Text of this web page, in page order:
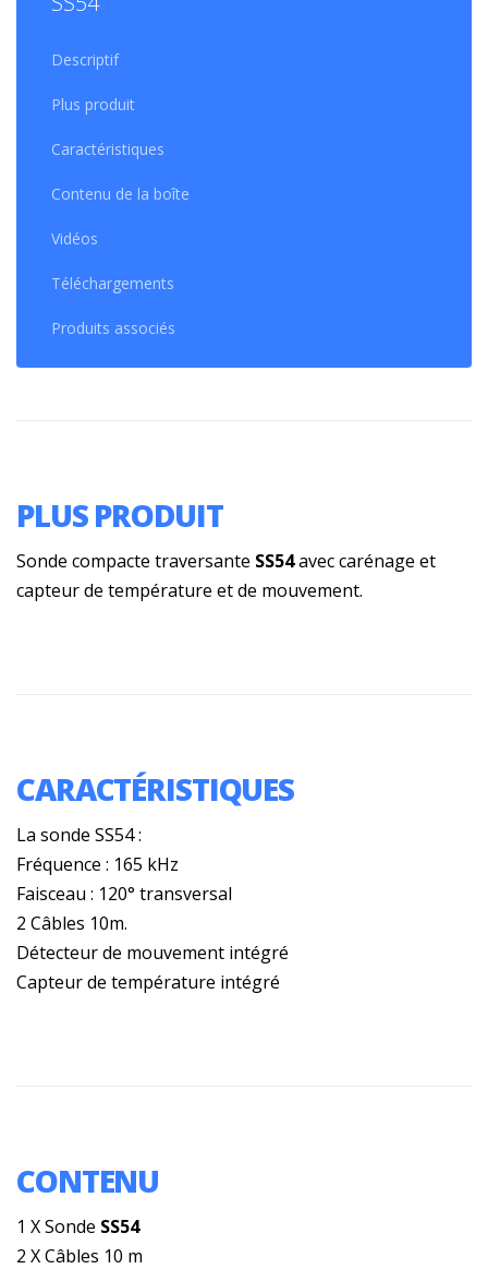
Descriptif
Plus produit
Caractéristiques
Contenu de la boîte
Vidéos
Téléchargements
Produits associés
PLUS PRODUIT
Sonde compacte traversante SS54avec carénage et
capteur de température et de mouvement.
CARACTÉRISTIQUES
La sonde SS54 :
Fréquence : 165 kHz
Faisceau : 120° transversal
2 Câbles 10m.
Détecteur de mouvement intégré
Capteur de température intégré
CONTENU
1 X Sonde SS54
2 X Câbles 10 m